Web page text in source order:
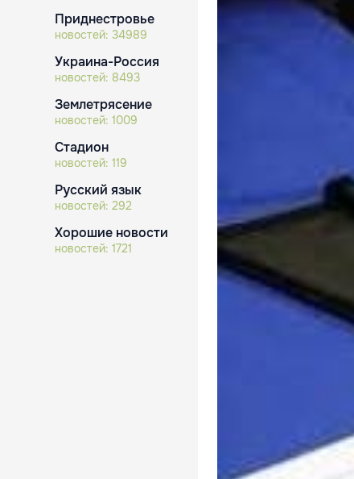
Приднестровье
новостей: 34989
Украина-Россия
новостей: 8493
Землетрясение
новостей: 1009
Стадион
новостей: 119
Русский язык
новостей: 292
Хорошие новости
новостей: 1721